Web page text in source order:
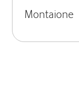
Montaione